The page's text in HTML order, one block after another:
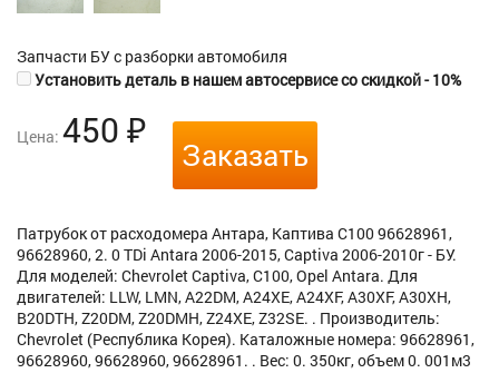
Запчасти БУ с разборки автомобиля
Установить деталь в нашем автосервисе со скидкой - 10%
Цена: 450 ₽
Заказать
Патрубок от расходомера Антара, Каптива C100 96628961,
96628960, 2. 0 TDi Antara 2006-2015, Captiva 2006-2010г - БУ.
Для моделей: Chevrolet Captiva, C100, Opel Antara. Для
двигателей: LLW, LMN, A22DM, A24XE, A24XF, A30XF, A30XH,
B20DTH, Z20DM, Z20DMH, Z24XE, Z32SE. . Производитель:
Chevrolet (Республика Корея). Каталожные номера: 96628961,
96628960, 96628960, 96628961. . Вес: 0. 350кг, объем 0. 001м3